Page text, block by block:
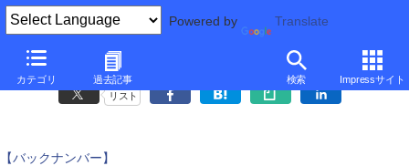
Powered by Translate
カテゴリ 過去記事 検索 Impressサイト
リスト
【バックナンバー】